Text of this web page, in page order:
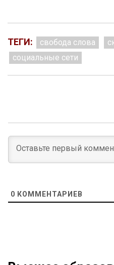
ТЕГИ: свобода слова
социальные сети
0 КОММЕНТАРИЕВ